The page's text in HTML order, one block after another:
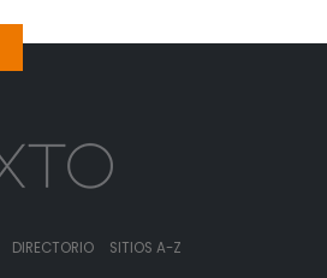
DIRECTORIO SITIOS A-Z